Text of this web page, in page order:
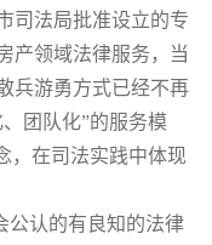
司法局批准设立的专
产领域法律服务，当
兵游勇方式已经不再
团队化”的服务模
，在司法实践中体现
认的有良知的法律